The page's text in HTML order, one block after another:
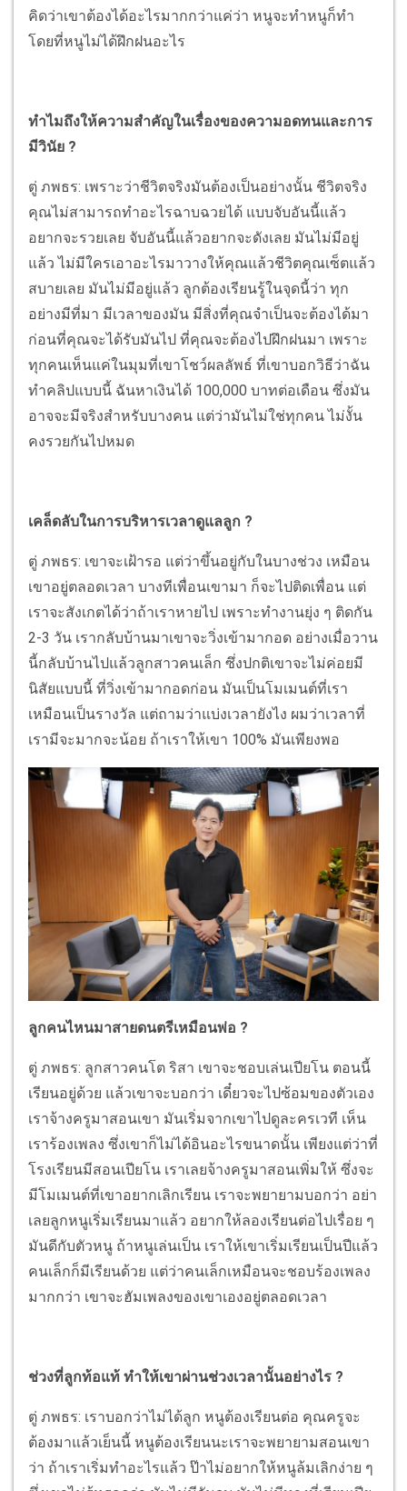
คิดว่าเขาต้องได้อะไรมากกว่าแค่ว่า หนูจะทำหนูก็ทำ
โดยที่หนูไม่ได้ฝึกฝนอะไร
ทำไมถึงให้ความสำคัญในเรื่องของความอดทนและการ
มีวินัย ?
ตู่ ภพธร: เพราะว่าชีวิตจริงมันต้องเป็นอย่างนั้น ชีวิตจริง
คุณไม่สามารถทำอะไรฉาบฉวยได้ แบบจับอันนี้แล้ว
อยากจะรวยเลย จับอันนี้แล้วอยากจะดังเลย มันไม่มีอยู่
แล้ว ไม่มีใครเอาอะไรมาวางให้คุณแล้วชีวิตคุณเซ็ตแล้ว
สบายเลย มันไม่มีอยู่แล้ว ลูกต้องเรียนรู้ในจุดนี้ว่า ทุก
อย่างมีที่มา มีเวลาของมัน มีสิ่งที่คุณจำเป็นจะต้องได้มา
ก่อนที่คุณจะได้รับมันไป ที่คุณจะต้องไปฝึกฝนมา เพราะ
ทุกคนเห็นแค่ในมุมที่เขาโชว์ผลลัพธ์ ที่เขาบอกวิธีว่าฉัน
ทำคลิปแบบนี้ ฉันหาเงินได้ 100,000 บาทต่อเดือน ซึ่งมัน
อาจจะมีจริงสำหรับบางคน แต่ว่ามันไม่ใช่ทุกคน ไม่งั้น
คงรวยกันไปหมด
เคล็ดลับในการบริหารเวลาดูแลลูก ?
ตู่ ภพธร: เขาจะเฝ้ารอ แต่ว่าขึ้นอยู่กับในบางช่วง เหมือน
เขาอยู่ตลอดเวลา บางทีเพื่อนเขามา ก็จะไปติดเพื่อน แต่
เราจะสังเกตได้ว่าถ้าเราหายไป เพราะทำงานยุ่ง ๆ ติดกัน
2-3 วัน เรากลับบ้านมาเขาจะวิ่งเข้ามากอด อย่างเมื่อวาน
นี้กลับบ้านไปแล้วลูกสาวคนเล็ก ซึ่งปกติเขาจะไม่ค่อยมี
นิสัยแบบนี้ ที่วิ่งเข้ามากอดก่อน มันเป็นโมเมนต์ที่เรา
เหมือนเป็นรางวัล แต่ถามว่าแบ่งเวลายังไง ผมว่าเวลาที่
เรามีจะมากจะน้อย ถ้าเราให้เขา 100% มันเพียงพอ
ลูกคนไหนมาสายดนตรีเหมือนพ่อ ?
ตู่ ภพธร: ลูกสาวคนโต ริสา เขาจะชอบเล่นเปียโน ตอนนี้
เรียนอยู่ด้วย แล้วเขาจะบอกว่า เดี๋ยวจะไปซ้อมของตัวเอง
เราจ้างครูมาสอนเขา มันเริ่มจากเขาไปดูละครเวที เห็น
เราร้องเพลง ซึ่งเขาก็ไม่ได้อินอะไรขนาดนั้น เพียงแต่ว่าที่
โรงเรียนมีสอนเปียโน เราเลยจ้างครูมาสอนเพิ่มให้ ซึ่งจะ
มีโมเมนต์ที่เขาอยากเลิกเรียน เราจะพยายามบอกว่า อย่า
เลยลูกหนูเริ่มเรียนมาแล้ว อยากให้ลองเรียนต่อไปเรื่อย ๆ
มันดีกับตัวหนู ถ้าหนูเล่นเป็น เราให้เขาเริ่มเรียนเป็นปีแล้ว
คนเล็กก็มีเรียนด้วย แต่ว่าคนเล็กเหมือนจะชอบร้องเพลง
มากกว่า เขาจะฮัมเพลงของเขาเองอยู่ตลอดเวลา
ช่วงที่ลูกท้อแท้ ทำให้เขาผ่านช่วงเวลานั้นอย่างไร ?
ตู่ ภพธร: เราบอกว่าไม่ได้ลูก หนูต้องเรียนต่อ คุณครูจะ
ต้องมาแล้วเย็นนี้ หนูต้องเรียนนะเราจะพยายามสอนเขา
ว่า ถ้าเราเริ่มทำอะไรแล้ว ป๊าไม่อยากให้หนูล้มเลิกง่าย ๆ